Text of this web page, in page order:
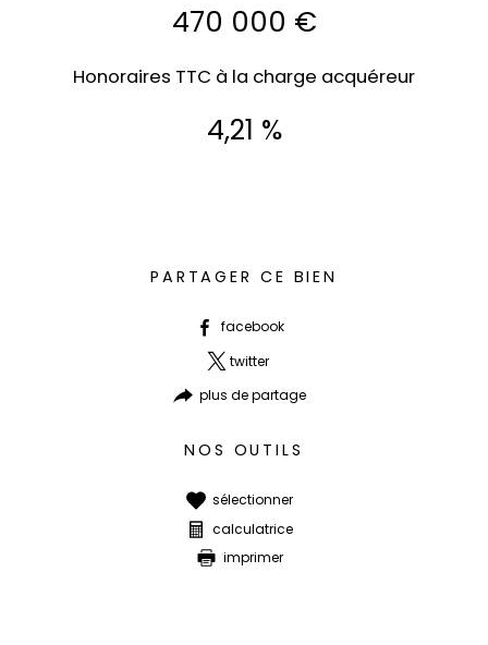
470 000 €
Honoraires TTC à la charge acquéreur
4,21 %
PARTAGER CE BIEN
facebook
twitter
plus de partage
NOS OUTILS
sélectionner
calculatrice
imprimer